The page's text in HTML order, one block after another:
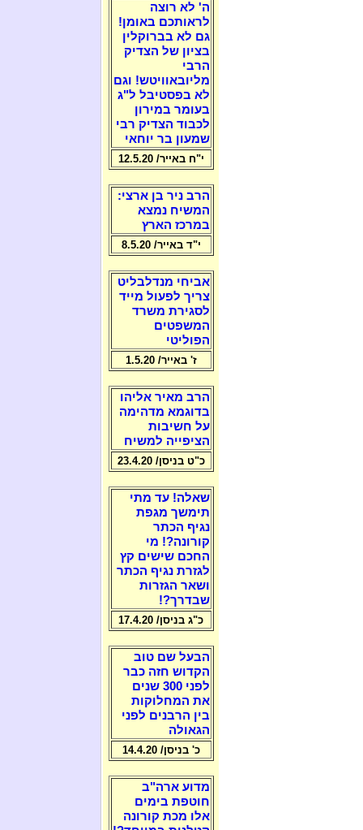
ה' לא רוצה
לראותכם באומן!
גם לא בברוקלין
בציון של הצדיק
הרבי
מליובאוויטש! וגם
לא בפסטיבל ל"ג
בעומר במירון
לכבוד הצדיק רבי
שמעון בר יוחאי
י"ח באייר/ 12.5.20
הרב ניר בן ארצי:
המשיח נמצא
במרכז הארץ
י"ד באייר/ 8.5.20
אביחי מנדלבליט
צריך לפעול מייד
לסגירת משרד
המשפטים
הפוליטי
ז' באייר/ 1.5.20
הרב מאיר אליהו
בדוגמא מדהימה
על חשיבות
הציפייה למשיח
כ"ט בניסן/ 23.4.20
שאלה! עד מתי
תימשך מגפת
נגיף הכתר
קורונה?! מי
החכם שישים קץ
לגזרת נגיף הכתר
ושאר הגזרות
שבדרך?!
כ"ג בניסן/ 17.4.20
הבעל שם טוב
הקדוש חזה כבר
לפני 300 שנים
את המחלוקות
בין הרבנים לפני
הגאולה
כ' בניסן/ 14.4.20
מדוע ארה"ב
חוטפת בימים
אלו מכת קורונה